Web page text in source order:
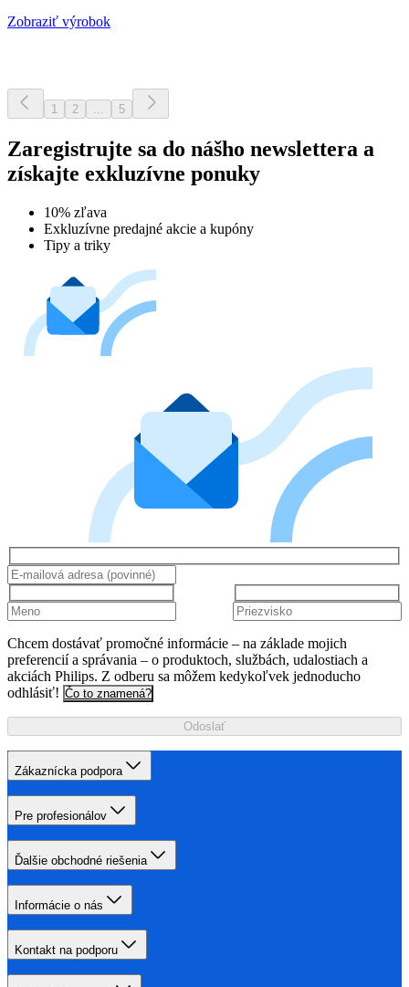
Zobraziť výrobok
1 2 ... 5
Zaregistrujte sa do nášho newslettera a
získajte exkluzívne ponuky
10% zľava
Exkluzívne predajné akcie a kupóny
Tipy a triky
Chcem dostávať promočné informácie – na základe mojich
preferencií a správania – o produktoch, službách, udalostiach a
akciách Philips. Z odberu sa môžem kedykoľvek jednoducho
odhlásiť! Čo to znamená?
Odoslať
Zákaznícka podpora
Pre profesionálov
Ďalšie obchodné riešenia
Informácie o nás
Kontakt na podporu